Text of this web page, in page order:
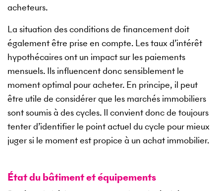
acheteurs.
La situation des conditions de financement doit
également être prise en compte. Les taux d’intérêt
hypothécaires ont un impact sur les paiements
mensuels. Ils influencent donc sensiblement le
moment optimal pour acheter. En principe, il peut
être utile de considérer que les marchés immobiliers
sont soumis à des cycles. Il convient donc de toujours
tenter d’identifier le point actuel du cycle pour mieux
juger si le moment est propice à un achat immobilier.
État du bâtiment et équipements